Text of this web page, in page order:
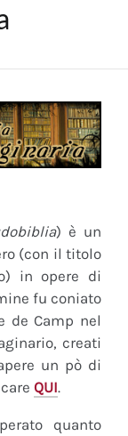
) è un
(con il titolo
in opere di
fu coniato
de Camp nel
creati
un pò di
QUI.
quanto